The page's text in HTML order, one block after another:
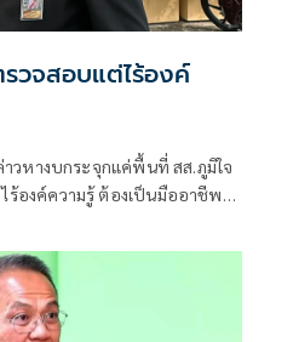
วจสอบแต่ไร้องค์
วหางบกระจุกแค่พื้นที่ สส.ภูมิใจ
ร้องค์ความรู้ ต้องเป็นมืออาชีพ